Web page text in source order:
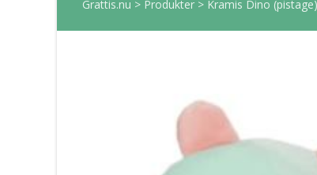
Grattis.nu > Produkter > Kramis Dino